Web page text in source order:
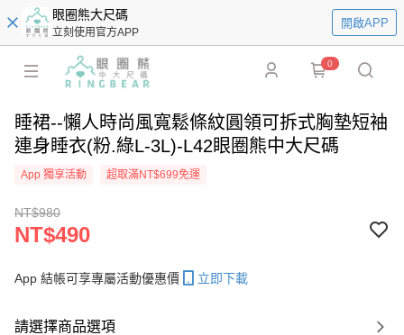
眼圈熊大尺碼
立刻使用官方APP
開啟APP
0
睡裙--懶人時尚風寬鬆條紋圓領可拆式胸墊短袖
連身睡衣(粉.綠L-3L)-L42眼圈熊中大尺碼
App 獨享活動 超取滿NT$699免運
NT$980
NT$490
App 結帳可享專屬活動優惠價 立即下載
請選擇商品選項